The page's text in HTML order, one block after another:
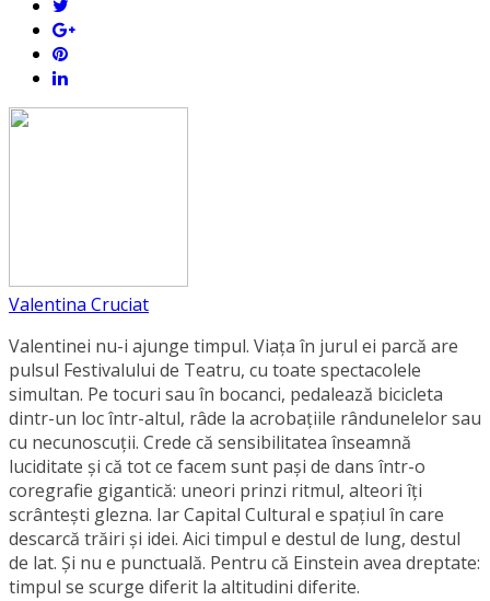
Valentina Cruciat
Valentinei nu-i ajunge timpul. Viața în jurul ei parcă are
pulsul Festivalului de Teatru, cu toate spectacolele
simultan. Pe tocuri sau în bocanci, pedalează bicicleta
dintr-un loc într-altul, râde la acrobațiile rândunelelor sau
cu necunoscuții. Crede că sensibilitatea înseamnă
luciditate și că tot ce facem sunt pași de dans într-o
coregrafie gigantică: uneori prinzi ritmul, alteori îți
scrântești glezna. Iar Capital Cultural e spațiul în care
descarcă trăiri și idei. Aici timpul e destul de lung, destul
de lat. Și nu e punctuală. Pentru că Einstein avea dreptate:
timpul se scurge diferit la altitudini diferite.